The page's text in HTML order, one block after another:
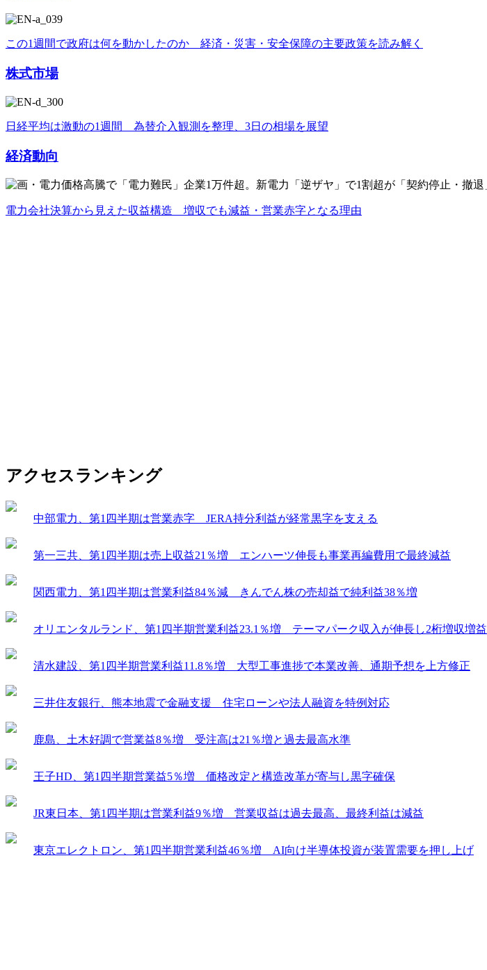
この1週間で政府は何を動かしたのか 経済・災害・安全保障の主要政策を読み解く
株式市場
日経平均は激動の1週間 為替介入観測を整理、3日の相場を展望
経済動向
電力会社決算から見えた収益構造 増収でも減益・営業赤字となる理由
アクセスランキング
中部電力、第1四半期は営業赤字 JERA持分利益が経常黒字を支える
第一三共、第1四半期は売上収益21％増 エンハーツ伸長も事業再編費用で最終減益
関西電力、第1四半期は営業利益84％減 きんでん株の売却益で純利益38％増
オリエンタルランド、第1四半期営業利益23.1％増 テーマパーク収入が伸長し2桁増収増益
清水建設、第1四半期営業利益11.8％増 大型工事進捗で本業改善、通期予想を上方修正
三井住友銀行、熊本地震で金融支援 住宅ローンや法人融資を特例対応
鹿島、土木好調で営業益8％増 受注高は21％増と過去最高水準
王子HD、第1四半期営業益5％増 価格改定と構造改革が寄与し黒字確保
JR東日本、第1四半期は営業利益9％増 営業収益は過去最高、最終利益は減益
東京エレクトロン、第1四半期営業利益46％増 AI向け半導体投資が装置需要を押し上げ